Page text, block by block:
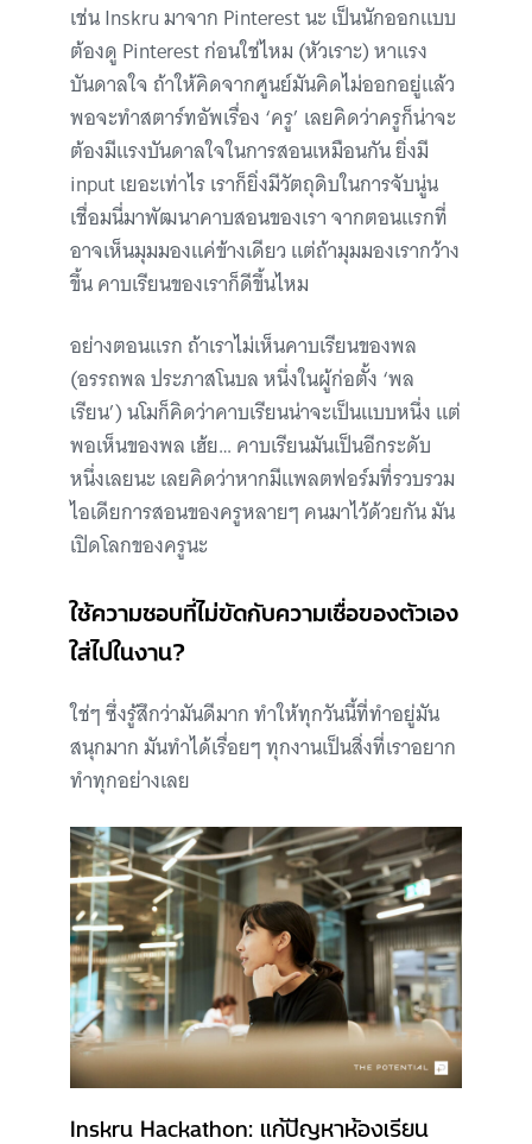
เช่น Inskru มาจาก Pinterest นะ เป็นนักออกแบบ
ต้องดู Pinterest ก่อนใช่ไหม (หัวเราะ) หาแรง
บันดาลใจ ถ้าให้คิดจากศูนย์มันคิดไม่ออกอยู่แล้ว
พอจะทำสตาร์ทอัพเรื่อง ‘ครู’ เลยคิดว่าครูก็น่าจะ
ต้องมีแรงบันดาลใจในการสอนเหมือนกัน ยิ่งมี
input เยอะเท่าไร เราก็ยิ่งมีวัตถุดิบในการจับนู่น
เชื่อมนี่มาพัฒนาคาบสอนของเรา จากตอนแรกที่
อาจเห็นมุมมองแค่ข้างเดียว แต่ถ้ามุมมองเรากว้าง
ขึ้น คาบเรียนของเราก็ดีขึ้นไหม
อย่างตอนแรก ถ้าเราไม่เห็นคาบเรียนของพล
(อรรถพล ประภาสโนบล หนึ่งในผู้ก่อตั้ง ‘พล
เรียน’) นโมก็คิดว่าคาบเรียนน่าจะเป็นแบบหนึ่ง แต่
พอเห็นของพล เฮ้ย… คาบเรียนมันเป็นอีกระดับ
หนึ่งเลยนะ เลยคิดว่าหากมีแพลตฟอร์มที่รวบรวม
ไอเดียการสอนของครูหลายๆ คนมาไว้ด้วยกัน มัน
เปิดโลกของครูนะ
ใช้ความชอบที่ไม่ขัดกับความเชื่อของตัวเอง
ใส่ไปในงาน?
ใช่ๆ ซึ่งรู้สึกว่ามันดีมาก ทำให้ทุกวันนี้ที่ทำอยู่มัน
สนุกมาก มันทำได้เรื่อยๆ ทุกงานเป็นสิ่งที่เราอยาก
ทำทุกอย่างเลย
Inskru Hackathon: แก้ปัญหาห้องเรียน